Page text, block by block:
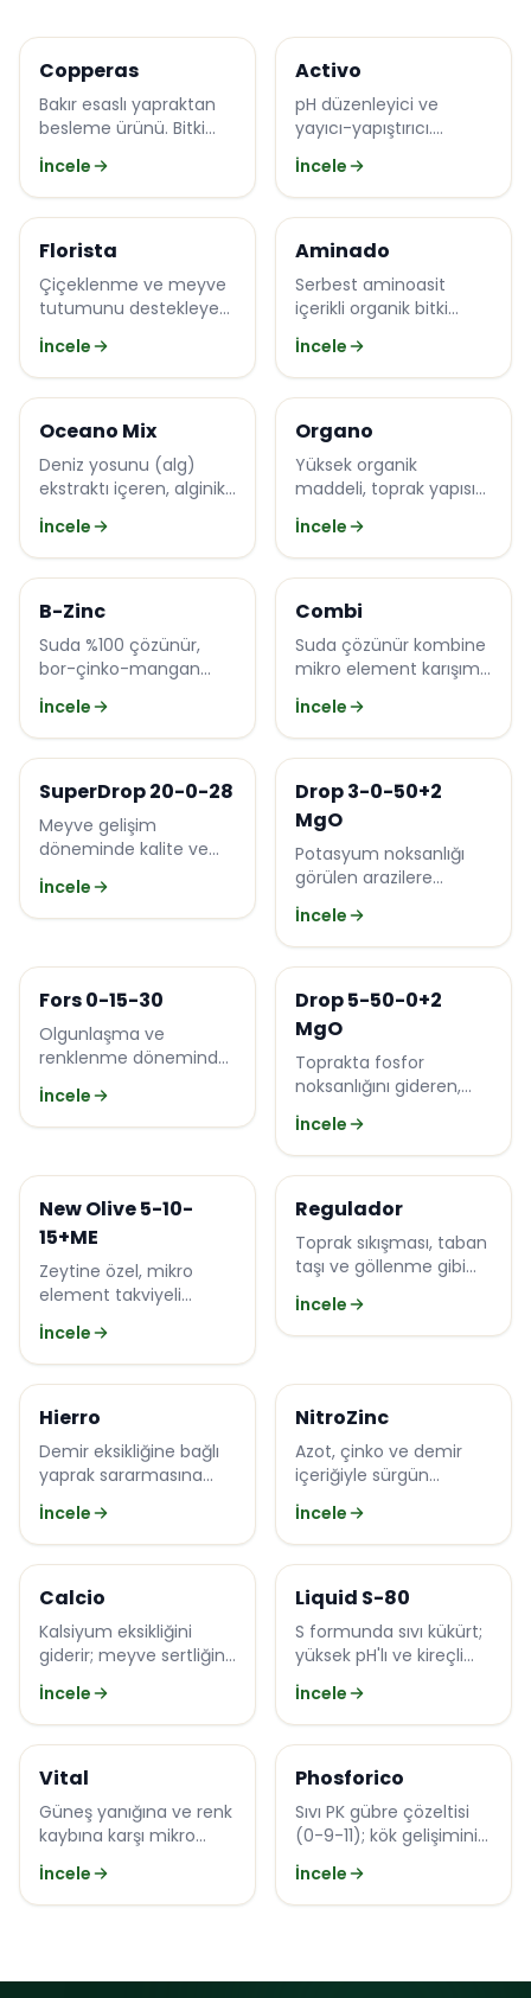
Efecto
Copperas
Bakır esaslı yapraktan
besleme ürünü. Bitki
savunmasını destekler.
İncele
Efecto
Activo
pH düzenleyici ve
yayıcı-yapıştırıcı.
İlaçlama etkinliğini
artırır.
İncele
Efecto
Florista
Çiçeklenme ve meyve
tutumunu destekleyen
yüksek fosforlu
yapraktan besin.
İncele
Organica
Aminado
Serbest aminoasit
içerikli organik bitki
güçlendirici ve
köklendirici.
İncele
Organica
Oceano Mix
Deniz yosunu (alg)
ekstraktı içeren, alginik
asitli doğal
biostimülant.
İncele
Organica
Organo
Yüksek organik
maddeli, toprak yapısını
ve pH'ı düzenleyen sıvı
toprak düzenleyici.
İncele
Drop
B-Zinc
Suda %100 çözünür,
bor-çinko-mangan
içeren toz mikro
element gübresi.
İncele
Drop
Combi
Suda çözünür kombine
mikro element karışımı
(B, Cu, Fe, Mn, Mo, Zn).
İncele
Drop
SuperDrop 20-0-28
Meyve gelişim
döneminde kalite ve
kalibre için yüksek
potasyum-
magnezyumlu NK
İncele
Drop
Drop 3-0-50+2
MgO
Potasyum noksanlığı
görülen arazilere
yönelik, fosforsuz
yüksek potasyumlu NK
gübresi.
İncele
Özel Ürünler
Fors 0-15-30
Olgunlaşma ve
renklenme döneminde
meyveye kalibre
kazandıran fosfor-
potasyum gübresi.
İncele
Drop
Drop 5-50-0+2
MgO
Toprakta fosfor
noksanlığını gideren,
genç dönem gelişimi
için yüksek fosforlu NP
gübresi.
İncele
Özel Ürünler
New Olive 5-10-
15+ME
Zeytine özel, mikro
element takviyeli
dengeli besleme.
İncele
Efecto
Regulador
Toprak sıkışması, taban
taşı ve göllenme gibi
sorunları çözen biyolojik
toprak düzenleyici.
İncele
Efecto
Hierro
Demir eksikliğine bağlı
yaprak sararmasına
(kloroz) karşı suda
çözünür demir.
İncele
Efecto
NitroZinc
Azot, çinko ve demir
içeriğiyle sürgün
gelişimini ve bitki
canlılığını destekler.
İncele
Efecto
Calcio
Kalsiyum eksikliğini
giderir; meyve sertliğini,
kabuk kalitesini ve raf
ömrünü artırır.
İncele
Özel Ürünler
Liquid S-80
S formunda sıvı kükürt;
yüksek pH'lı ve kireçli
toprakları ıslah eder,
besin alımını
kolaylaştırır.
İncele
Özel Ürünler
Vital
Güneş yanığına ve renk
kaybına karşı mikro
element takviyeli NPK
çözeltisi.
İncele
Özel Ürünler
Phosforico
Sıvı PK gübre çözeltisi
(0-9-11); kök gelişimini
ve generatif gelişimi
destekler.
İncele